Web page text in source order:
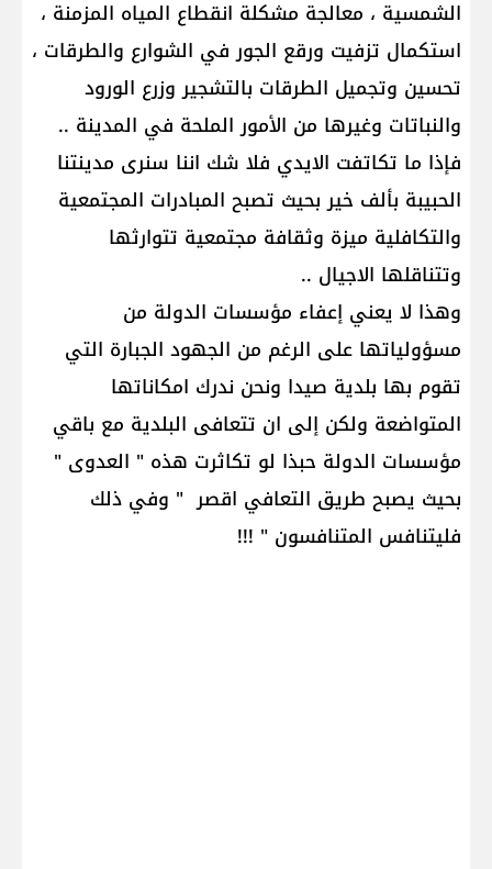
الشمسية ، معالجة مشكلة انقطاع المياه المزمنة ،
استكمال تزفيت ورقع الجور في الشوارع والطرقات ،
تحسين وتجميل الطرقات بالتشجير وزرع الورود
والنباتات وغيرها من الأمور الملحة في المدينة ..
فإذا ما تكاتفت الايدي فلا شك اننا سنرى مدينتنا
الحبيبة بألف خير بحيث تصبح المبادرات المجتمعية
والتكافلية ميزة وثقافة مجتمعية تتوارثها
وتتناقلها الاجيال ..
وهذا لا يعني إعفاء مؤسسات الدولة من
مسؤولياتها على الرغم من الجهود الجبارة التي
تقوم بها بلدية صيدا ونحن ندرك امكاناتها
المتواضعة ولكن إلى ان تتعافى البلدية مع باقي
مؤسسات الدولة حبذا لو تكاثرت هذه " العدوى "
بحيث يصبح طريق التعافي اقصر " وفي ذلك
فليتنافس المتنافسون " !!!